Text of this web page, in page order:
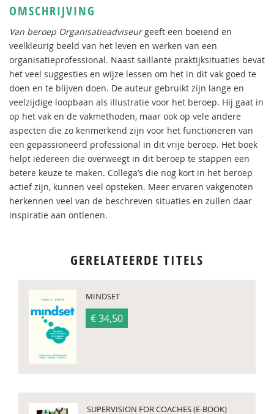
OMSCHRIJVING
Van beroep Organisatieadviseurgeeft een boeiend en
veelkleurig beeld van het leven en werken van een
organisatieprofessional. Naast saillante praktijksituaties bevat
het veel suggesties en wijze lessen om het in dit vak goed te
doen en te blijven doen. De auteur gebruikt zijn lange en
veelzijdige loopbaan als illustratie voor het beroep. Hij gaat in
op het vak en de vakmethoden, maar ook op vele andere
aspecten die zo kenmerkend zijn voor het functioneren van
een gepassioneerd professional in dit vrije beroep. Het boek
helpt iedereen die overweegt in dit beroep te stappen een
betere keuze te maken. Collega’s die nog kort in het beroep
actief zijn, kunnen veel opsteken. Meer ervaren vakgenoten
herkennen veel van de beschreven situaties en zullen daar
inspiratie aan ontlenen.
GERELATEERDE TITELS
MINDSET
€ 34,50
SUPERVISION FOR COACHES (E-BOOK)